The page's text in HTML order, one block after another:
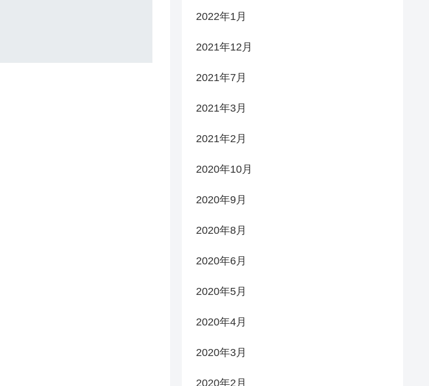
2022年1月
2021年12月
2021年7月
2021年3月
2021年2月
2020年10月
2020年9月
2020年8月
2020年6月
2020年5月
2020年4月
2020年3月
2020年2月